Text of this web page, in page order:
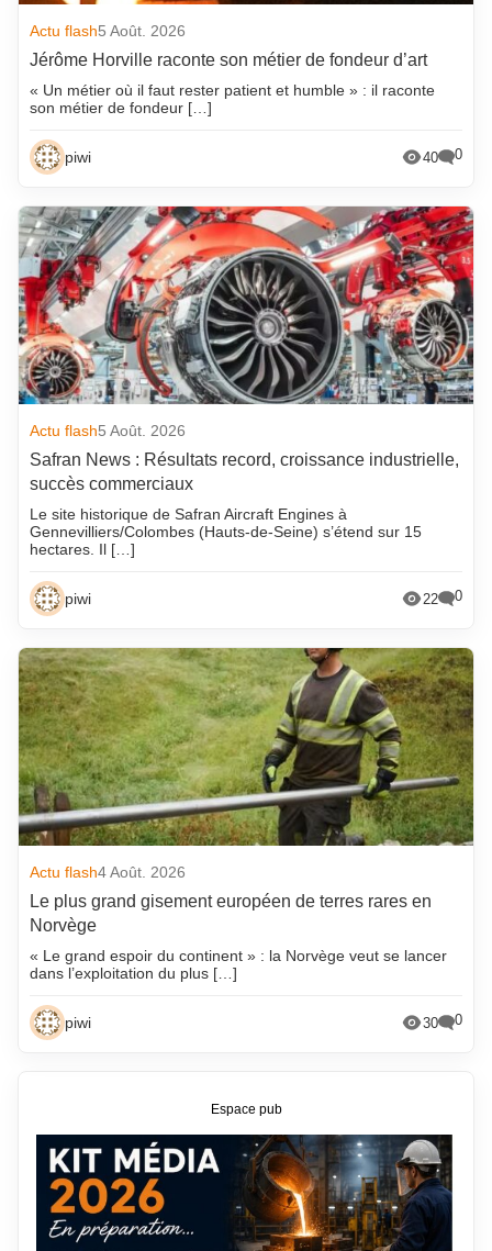
Actu flash5 Août. 2026
Jérôme Horville raconte son métier de fondeur d’art
« Un métier où il faut rester patient et humble » : il raconte
son métier de fondeur […]
piwi 40 0
Actu flash5 Août. 2026
Safran News : Résultats record, croissance industrielle,
succès commerciaux
Le site historique de Safran Aircraft Engines à
Gennevilliers/Colombes (Hauts-de-Seine) s’étend sur 15
hectares. Il […]
piwi 22 0
Actu flash4 Août. 2026
Le plus grand gisement européen de terres rares en
Norvège
« Le grand espoir du continent » : la Norvège veut se lancer
dans l’exploitation du plus […]
piwi 30 0
Espace pub